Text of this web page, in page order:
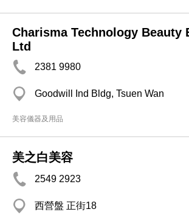
Charisma Technology Beauty
Ltd
2381 9980
Goodwill Ind Bldg, Tsuen Wan
美容儀器及用品
美之白美容
2549 2923
西營盤 正街18